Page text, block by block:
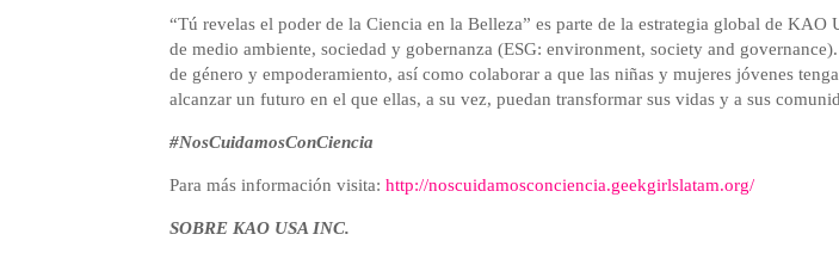
“Tú revelas el poder de la Ciencia en la Belleza” es parte de la estrategia global de
de medio ambiente, sociedad y gobernanza (ESG: environment, society and
de género y empoderamiento, así como colaborar a que las niñas y mujeres jóvenes
alcanzar un futuro en el que ellas, a su vez, puedan transformar sus vidas y a sus
#NosCuidamosConCiencia
Para más información visita: http://noscuidamosconciencia.geekgirlslatam.org/
SOBRE KAO USA INC.